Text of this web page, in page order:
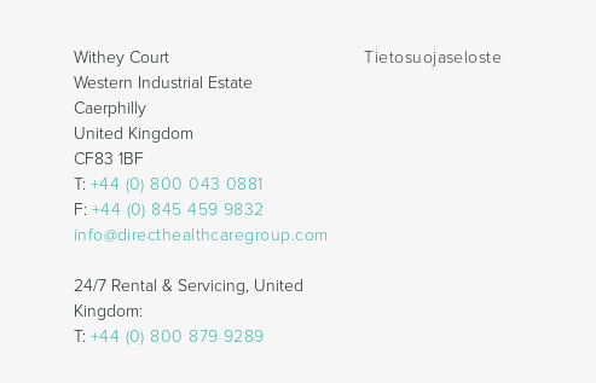
Withey Court
Western Industrial Estate
Caerphilly
United Kingdom
CF83 1BF
T: +44 (0) 800 043 0881
F: +44 (0) 845 459 9832
info@directhealthcaregroup.com
24/7 Rental & Servicing, United
Kingdom:
T: +44 (0) 800 879 9289
Tietosuojaseloste